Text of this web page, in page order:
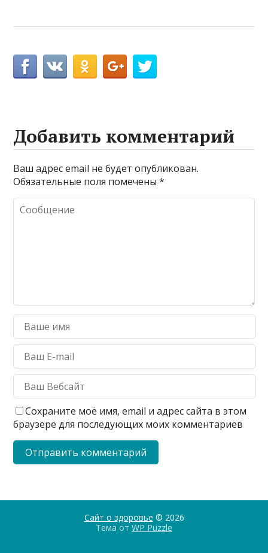
Добавить комментарий
Ваш адрес email не будет опубликован.
Обязательные поля помечены*
Сохраните моё имя, email и адрес сайта в этом
браузере для последующих моих комментариев
Сайт о здоровье © 2026
Тема от WP Puzzle